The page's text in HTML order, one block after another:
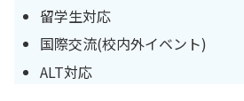
留学生対応
国際交流(校内外イベント)
ALT対応